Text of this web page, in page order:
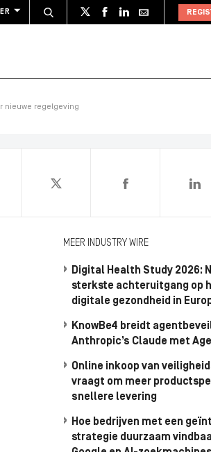
nieuwe regelgeving
MEER INDUSTRY WIRE
Digital Health Study 2026:
sterkste achteruitgang op
digitale gezondheid in
KnowBe4 breidt
Anthropic’s Claude met
Online inkoop van
vraagt om meer
snellere levering
Hoe bedrijven met een
strategie duurzaam